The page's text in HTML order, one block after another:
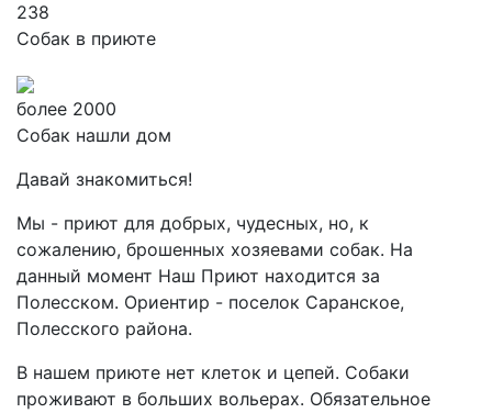
238
Собак в приюте
более 2000
Собак нашли дом
Давай знакомиться!
Мы - приют для добрых, чудесных, но, к
сожалению, брошенных хозяевами собак. На
данный момент Наш Приют находится за
Полесском. Ориентир - поселок Саранское,
Полесского района.
В нашем приюте нет клеток и цепей. Собаки
проживают в больших вольерах. Обязательное